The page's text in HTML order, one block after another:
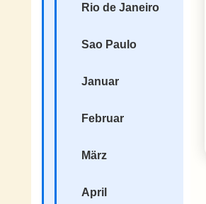
Rio de Janeiro
Sao Paulo
Januar
Februar
März
April